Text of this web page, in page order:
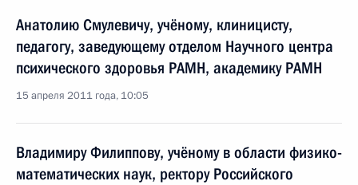
Анатолию Смулевичу, учёному, клиницисту,
педагогу, заведующему отделом Научного центра
психического здоровья РАМН, академику РАМН
15 апреля 2011 года, 10:05
Владимиру Филиппову, учёному в области физико-
математических наук, ректору Российского